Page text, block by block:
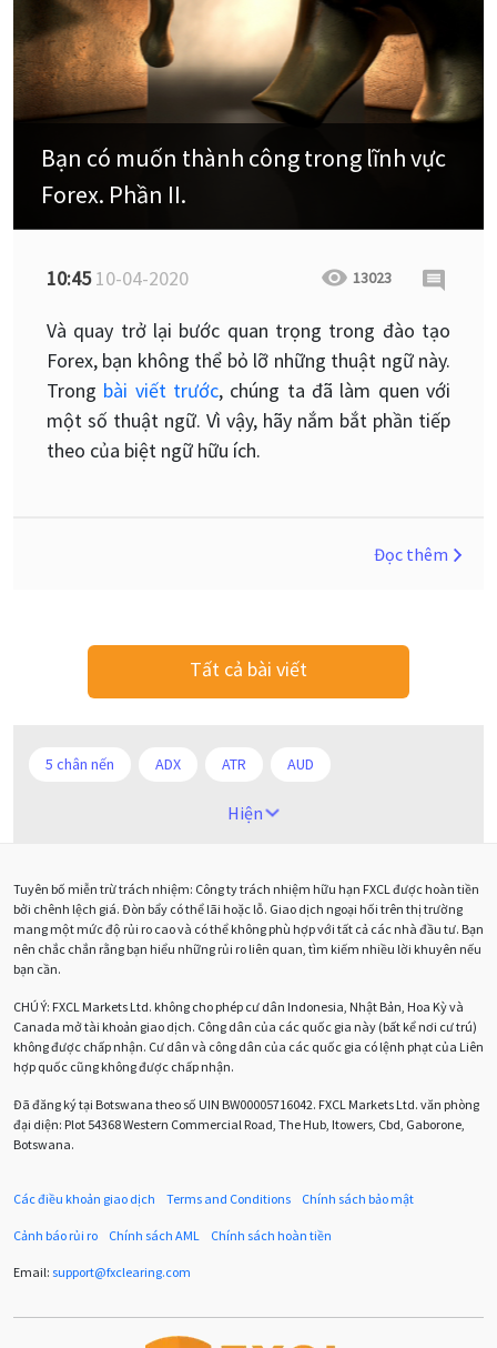
Bạn có muốn thành công trong lĩnh vực
Forex. Phần II.
10:4510-04-2020 13023
Và quay trở lại bước quan trọng trong đào tạo
Forex, bạn không thể bỏ lỡ những thuật ngữ này.
Trong bài viết trước, chúng ta đã làm quen với
một số thuật ngữ. Vì vậy, hãy nắm bắt phần tiếp
theo của biệt ngữ hữu ích.
Đọc thêm
Tất cả bài viết
5 chân nến ADX ATR AUD
Android
Bảng Anh Bảng lương phi nông nghiệp CAD
CHF COVI-19 COVID-19 CPI Charles Dow
Chuyên gia cố vấn Chuyên gia tư vấn
Con số xu hướng Các mức Fibonacci Cắt lỗ
Dừng lại Dừng lỗ
Hiện
Tuyên bố miễn trừ trách nhiệm: Công ty trách nhiệm hữu hạn FXCL được hoàn tiền
bởi chênh lệch giá. Đòn bẩy có thể lãi hoặc lỗ. Giao dịch ngoại hối trên thị trường
mang một mức độ rủi ro cao và có thể không phù hợp với tất cả các nhà đầu tư. Bạn
nên chắc chắn rằng bạn hiểu những rủi ro liên quan, tìm kiếm nhiều lời khuyên nếu
bạn cần.
CHÚ Ý: FXCL Markets Ltd. không cho phép cư dân Indonesia, Nhật Bản, Hoa Kỳ và
Canada mở tài khoản giao dịch. Công dân của các quốc gia này (bất kể nơi cư trú)
không được chấp nhận. Cư dân và công dân của các quốc gia có lệnh phạt của Liên
hợp quốc cũng không được chấp nhận.
Đã đăng ký tại Botswana theo số UIN BW00005716042. FXCL Markets Ltd. văn phòng
đại diện: Plot 54368 Western Commercial Road, The Hub, Itowers, Cbd, Gaborone,
Botswana.
Các điều khoản giao dịch Terms and Conditions Chính sách bảo mật
Cảnh báo rủi ro Chính sách AML Chính sách hoàn tiền
Email: support@fxclearing.com